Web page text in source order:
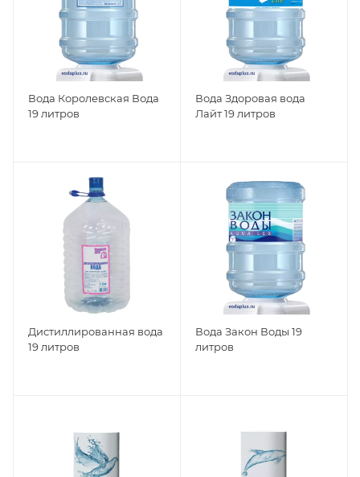
Вода Королевская Вода
19 литров
Вода Здоровая вода
Лайт 19 литров
Дистиллированная вода
19 литров
Вода Закон Воды 19
литров